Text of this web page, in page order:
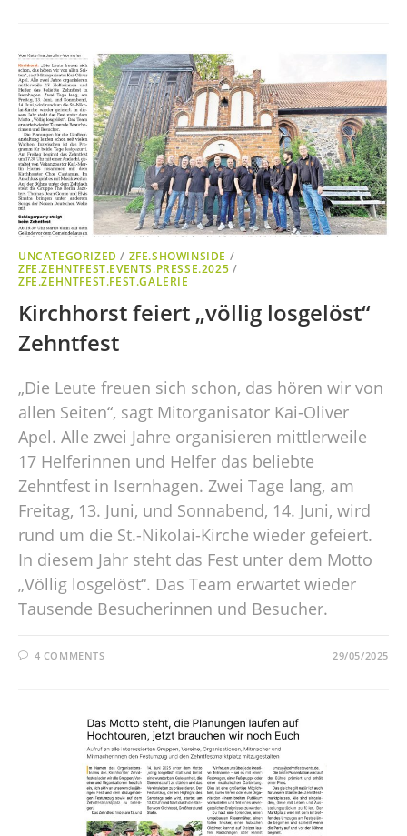
UNCATEGORIZED / ZFE.SHOWINSIDE /
ZFE.ZEHNTFEST.EVENTS.PRESSE.2025 /
ZFE.ZEHNTFEST.FEST.GALERIE
Kirchhorst feiert „völlig losgelöst“
Zehntfest
„Die Leute freuen sich schon, das hören wir von
allen Seiten“, sagt Mitorganisator Kai-Oliver
Apel. Alle zwei Jahre organisieren mittlerweile
17 Helferinnen und Helfer das beliebte
Zehntfest in Isernhagen. Zwei Tage lang, am
Freitag, 13. Juni, und Sonnabend, 14. Juni, wird
rund um die St.-Nikolai-Kirche wieder gefeiert.
In diesem Jahr steht das Fest unter dem Motto
„Völlig losgelöst“. Das Team erwartet wieder
Tausende Besucherinnen und Besucher.
4 COMMENTS 29/05/2025